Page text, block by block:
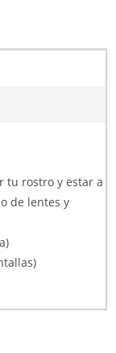
tu rostro y estar a
de lentes y